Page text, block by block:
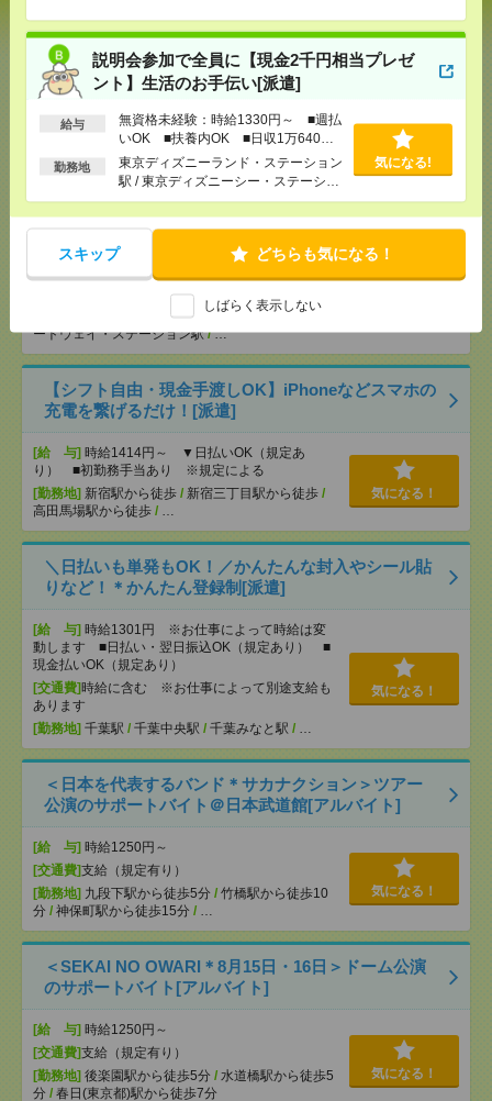
説明会参加で全員に【現金2千円相当プレゼ
ント】生活のお手伝い[派遣]
給与
無資格未経験：時給1330円～ ■週払
いOK ■扶養内OK ■日収1万640円
以上
勤務地
東京ディズニーランド・ステーション
駅 / 東京ディズニーシー・ステーショ
ン駅 / リゾートゲートウェイ・ステー
ション駅 / …
気になる!
スキップ どちらも気になる！
しばらく表示しない
[給 与]
無資格未経験：時給1350円～ ■週払い
OK ■扶養内OK ■日収1万800円以上
[交通費]交通費全額支給
[勤務地]柏駅 /南柏駅/柏たなか駅/…
説明会参加で全員に【現金2千円相当プレゼント】生
活のお手伝い[派遣]
無資格未経験：時給1330円～ ■週払い
OK ■扶養内OK ■日収1万640円以上
[交通費]交通費全額支給
東京ディズニーランド・ステーション駅
東京ディズニーシー・ステーション駅 / リゾートゲ
ートウェイ・ステーション駅/…
【シフト自由・現金手渡しOK】iPhoneなどスマホの
充電を繋げるだけ！[派遣]
[給 与] 時給1414円～ ▼日払いOK（規定あ
り） ■初勤務手当あり ※規定による
[勤務地] 新宿駅から徒歩 / 新宿三丁目駅から徒歩 /
高田馬場駅から徒歩 / …
気になる！
＼日払いも単発もOK！／かんたんな封入やシール貼
りなど！＊かんたん登録制[派遣]
[給 与] 時給1301円 ※お仕事によって時給は変
動します ■日払い・翌日振込OK（規定あり） ■
現金払いOK（規定あり）
[交通費] 時給に含む ※お仕事によって別途支給も
あります
[勤務地] 千葉駅 / 千葉中央駅 / 千葉みなと駅 / …
気になる！
＜日本を代表するバンド＊サカナクション＞ツアー
公演のサポートバイト＠日本武道館[アルバイト]
[給 与] 時給1250円～
[交通費]支給（規定有り）
[勤務地] 九段下駅から徒歩5分 / 竹橋駅から徒歩10
分 / 神保町駅から徒歩15分 / …
気になる！
＜SEKAI NO OWARI＊8月15日・16日＞ドーム公演
のサポートバイト[アルバイト]
[給 与] 時給1250円～
[交通費]支給（規定有り）
[勤務地] 後楽園駅から徒歩5分 / 水道橋駅から徒歩5
分 / 春日(東京都)駅から徒歩7分
気になる！